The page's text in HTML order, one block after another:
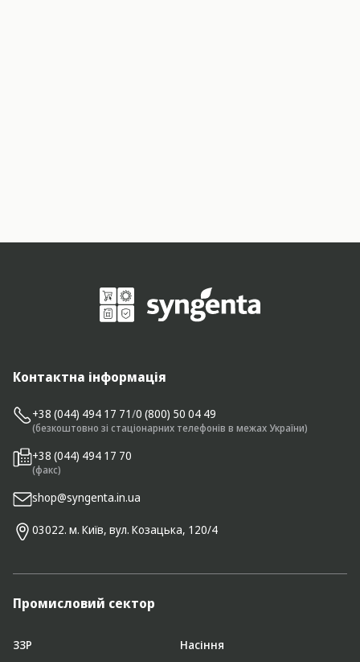
Контактна інформація
+38 (044) 494 17 71/0 (800) 50 04 49
(безкоштовно зі стаціонарних телефонів в межах України)
+38 (044) 494 17 70
(факс)
shop@syngenta.in.ua
03022. м. Київ, вул. Козацька, 120/4
Промисловий сектор
ЗЗР
Насіння